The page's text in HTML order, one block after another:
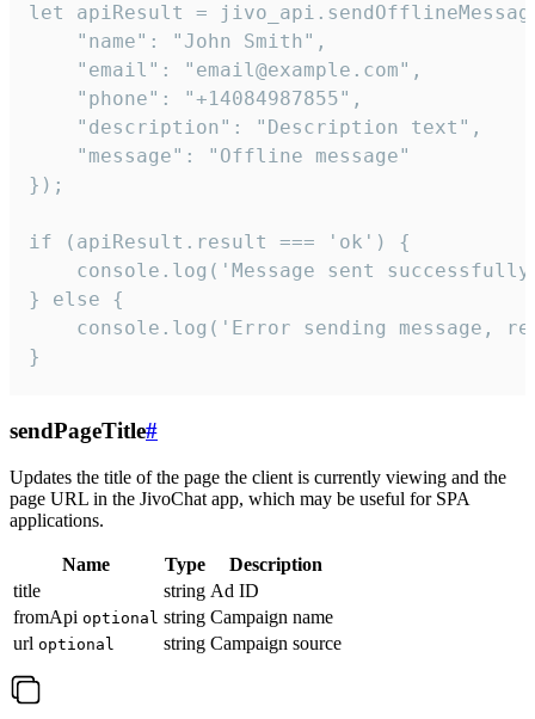
let apiResult =
    "name": "John Smith",
    "email": "email@example.com",
    "phone": "+14084987855",
    "description": "Description text",
    "message": "Offline message"
});
if (apiResult.result === 'ok') {
console.log('Message sent
} else {
console.log('Error sending message,
}
sendPageTitle#
Updates the title of the page the client is currently viewing and the
page URL in the JivoChat app, which may be useful for SPA
applications.
Name Type
Description
title
string Ad ID
fromApi optional string Campaign name
url optional string Campaign source